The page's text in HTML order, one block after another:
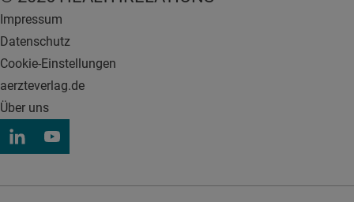
Impressum
Datenschutz
Cookie-Einstellungen
aerzteverlag.de
Über uns